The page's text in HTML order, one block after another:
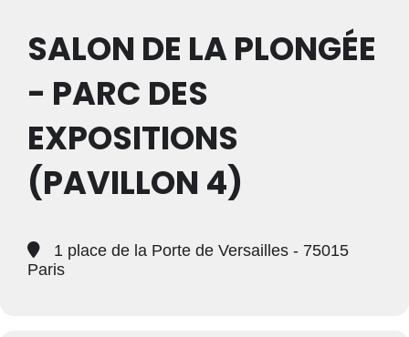
SALON DE LA PLONGÉE
- PARC DES
EXPOSITIONS
(PAVILLON 4)
1 place de la Porte de Versailles - 75015
Paris